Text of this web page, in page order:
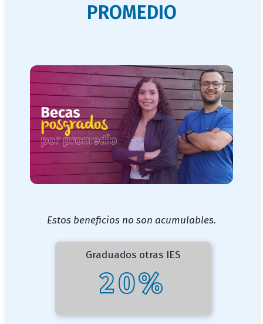
subtitulo
PROMEDIO
Estos beneficios no son acumulables.
Graduados otras IES
20%